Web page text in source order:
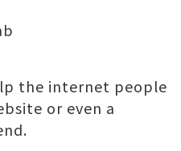
the internet people
or even a